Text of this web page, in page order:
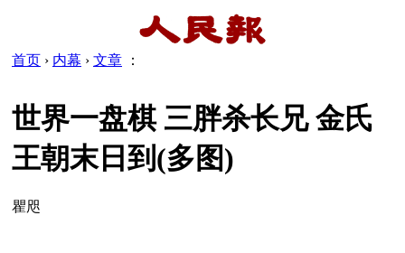
首页 › 内幕 › 文章 ：
世界一盘棋 三胖杀长兄 金氏
王朝末日到(多图)
瞿咫